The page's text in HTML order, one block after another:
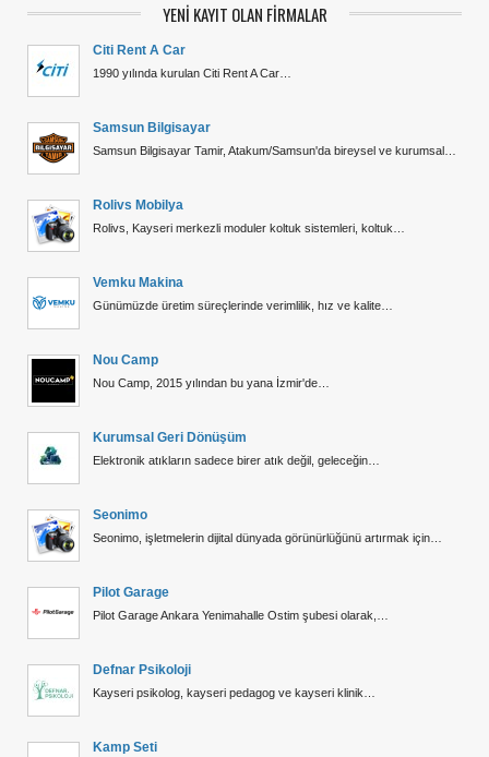
YENİ KAYIT OLAN FİRMALAR
Citi Rent A Car
1990 yılında kurulan Citi Rent A Car…
Samsun Bilgisayar
Samsun Bilgisayar Tamir, Atakum/Samsun'da bireysel ve kurumsal…
Rolivs Mobilya
Rolivs, Kayseri merkezli moduler koltuk sistemleri, koltuk…
Vemku Makina
Günümüzde üretim süreçlerinde verimlilik, hız ve kalite…
Nou Camp
Nou Camp, 2015 yılından bu yana İzmir'de…
Kurumsal Geri Dönüşüm
Elektronik atıkların sadece birer atık değil, geleceğin…
Seonimo
Seonimo, işletmelerin dijital dünyada görünürlüğünü artırmak için…
Pilot Garage
Pilot Garage Ankara Yenimahalle Ostim şubesi olarak,…
Defnar Psikoloji
Kayseri psikolog, kayseri pedagog ve kayseri klinik…
Kamp Seti